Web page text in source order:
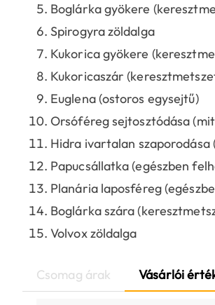
Boglárka gyökere
Spirogyra zöldalga
Kukorica gyökere
Kukoricaszár
Euglena (ostoros egysejtű)
Orsóféreg sejtosztódása
Hidra ivartalan szaporodása
Papucsállatka (egészben
Planária laposféreg
Boglárka szára
Volvox zöldalga
Csomag árak Vásárlói